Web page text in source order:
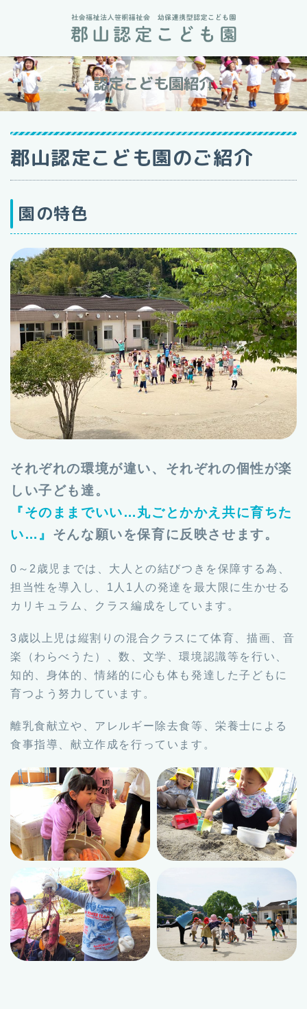
認定こども園紹介
郡山認定こども園のご紹介
園の特色
それぞれの環境が違い、それぞれの個性が楽
しい子ども達。
『そのままでいい…丸ごとかかえ共に育ちた
い…』 そんな願いを保育に反映させます。
0～2歳児までは、大人との結びつきを保障する為、
担当性を導入し、1人1人の発達を最大限に生かせる
カリキュラム、クラス編成をしています。
3歳以上児は縦割りの混合クラスにて体育、描画、音
楽（わらべうた）、数、文学、環境認識等を行い、
知的、身体的、情緒的に心も体も発達した子どもに
育つよう努力しています。
離乳食献立や、アレルギー除去食等、栄養士による
食事指導、献立作成を行っています。